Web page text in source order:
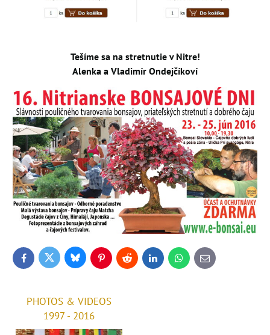
Tešíme sa na stretnutie v Nitre!
Alenka a Vladimír Ondejčíkoví
FacebookTwitter BlueskyPinterestReddit LinkedInWhatsApp
E-
mail
PHOTOS & VIDEOS
1997 - 2016